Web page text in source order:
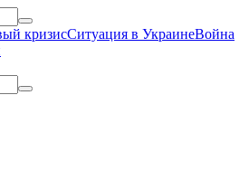
кризисСитуация в УкраинеВойна